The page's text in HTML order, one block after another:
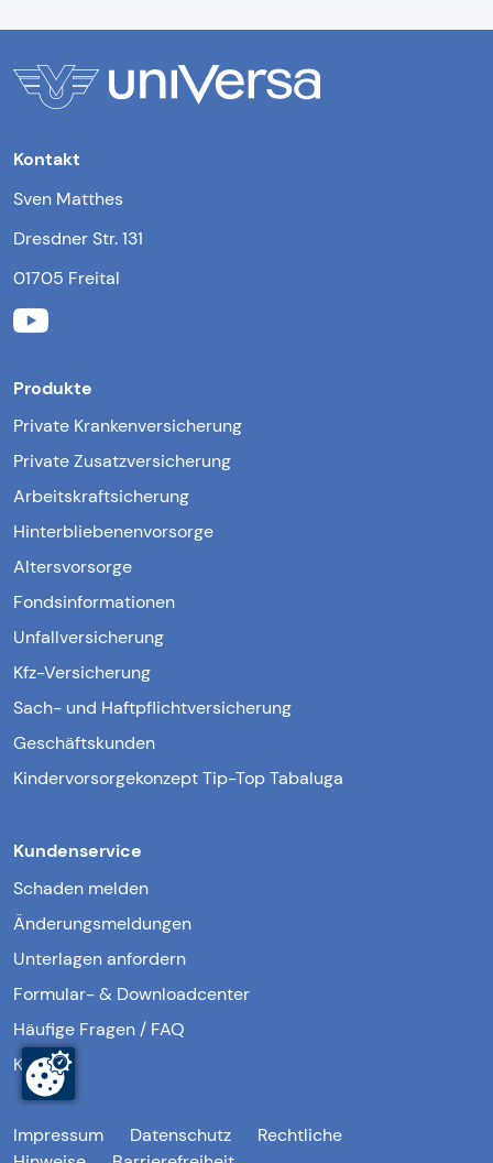
Kontakt
Sven Matthes
Dresdner Str. 131
01705 Freital
Produkte
Private Krankenversicherung
Private Zusatzversicherung
Arbeitskraftsicherung
Hinterbliebenenvorsorge
Altersvorsorge
Fondsinformationen
Unfallversicherung
Kfz-Versicherung
Sach- und Haftpflichtversicherung
Geschäftskunden
Kindervorsorgekonzept Tip-Top Tabaluga
Kundenservice
Schaden melden
Änderungsmeldungen
Unterlagen anfordern
Formular- & Downloadcenter
Häufige Fragen / FAQ
Kontakt
Impressum Datenschutz
Rechtliche